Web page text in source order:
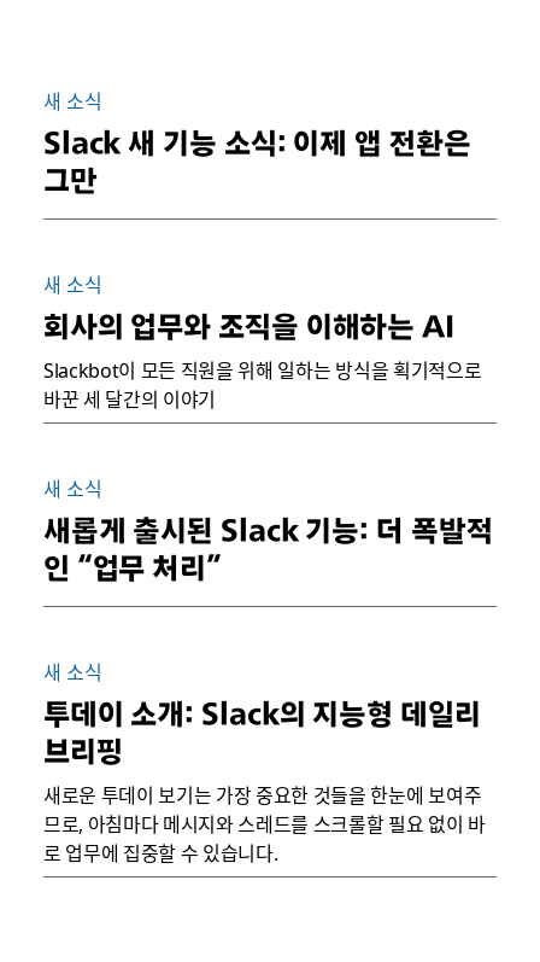
새 소식
Slack 새 기능 소식: 이제 앱 전환은
그만
새 소식
회사의 업무와 조직을 이해하는 AI
Slackbot이 모든 직원을 위해 일하는 방식을 획기적으로
바꾼 세 달간의 이야기
새 소식
새롭게 출시된 Slack 기능: 더 폭발적
인 “업무 처리”
새 소식
투데이 소개: Slack의 지능형 데일리
브리핑
새로운 투데이 보기는 가장 중요한 것들을 한눈에 보여주
므로, 아침마다 메시지와 스레드를 스크롤할 필요 없이 바
로 업무에 집중할 수 있습니다.